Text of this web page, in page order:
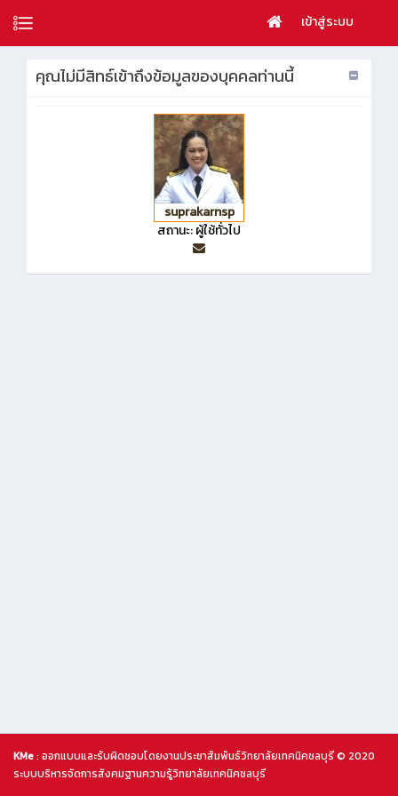
เข้าสู่ระบบ
คุณไม่มีสิทธ์เข้าถึงข้อมูลของบุคคลท่านนี้
suprakarnsp
สถานะ: ผู้ใช้ทั่วไป
KMe: ออกแบบและรับผิดชอบโดยงานประชาสัมพันธ์วิทยาลัยเทคนิคชลบุรี © 2020
ระบบบริหารจัดการสังคมฐานความรู้วิทยาลัยเทคนิคชลบุรี